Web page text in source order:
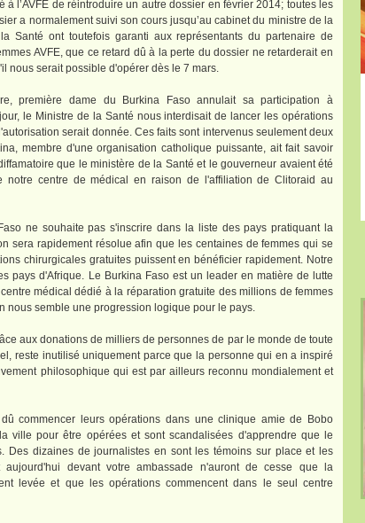
l’AVFE de réintroduire un autre dossier en février 2014; toutes les
a normalement suivi son cours jusqu’au cabinet du ministre de la
Santé ont toutefois garanti aux représentants du partenaire de
AVFE, que ce retard dû à la perte du dossier ne retarderait en
nous serait possible d'opérer dès le 7 mars.
première dame du Burkina Faso annulait sa participation à
le Ministre de la Santé nous interdisait de lancer les opérations
serait donnée. Ces faits sont intervenus seulement deux
membre d'une organisation catholique puissante, ait fait savoir
que le ministère de la Santé et le gouverneur avaient été
notre centre de médical en raison de l'affiliation de Clitoraid au
ne souhaite pas s'inscrire dans la liste des pays pratiquant la
sera rapidement résolue afin que les centaines de femmes qui se
chirurgicales gratuites puissent en bénéficier rapidement. Notre
pays d'Afrique. Le Burkina Faso est un leader en matière de lutte
médical dédié à la réparation gratuite des millions de femmes
nous semble une progression logique pour le pays.
aux donations de milliers de personnes de par le monde de toute
reste inutilisé uniquement parce que la personne qui en a inspiré
philosophique qui est par ailleurs reconnu mondialement et
commencer leurs opérations dans une clinique amie de Bobo
ville pour être opérées et sont scandalisées d'apprendre que le
Des dizaines de journalistes en sont les témoins sur place et les
devant votre ambassade n'auront de cesse que la
levée et que les opérations commencent dans le seul centre